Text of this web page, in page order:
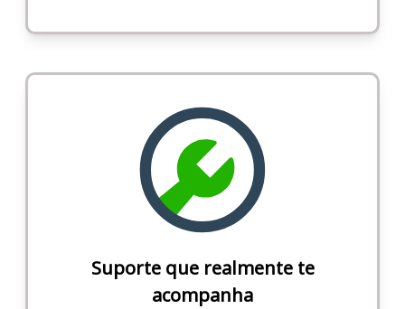
Suporte que realmente te
acompanha